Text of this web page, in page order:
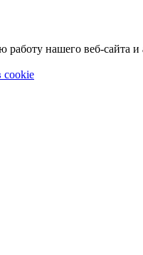
нашего веб-сайта и
cookie